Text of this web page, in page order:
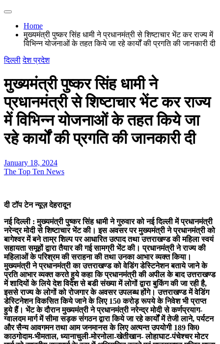
Home
मुख्यमंत्री पुष्कर सिंह धामी ने प्रधानमंत्री से शिष्टाचार भेंट कर राज्य में
विभिन्न योजनाओं के तहत किये जा रहे कार्यों की प्रगति की जानकारी दी
दिल्ली देश प्रदेश
मुख्यमंत्री पुष्कर सिंह धामी ने
प्रधानमंत्री से शिष्टाचार भेंट कर राज्य
में विभिन्न योजनाओं के तहत किये जा
रहे कार्यों की प्रगति की जानकारी दी
January 18, 2024
The Top Ten News
दी टॉप टेन न्यूज़ देहरादून
नई दिल्ली : मुख्यमंत्री पुष्कर सिंह धामी ने गुरुवार को नई दिल्ली में प्रधानमंत्री
नरेन्द्र मोदी से शिष्टाचार भेंट की। इस अवसर पर मुख्यमंत्री ने प्रधानमंत्री को
बागेश्वर में बने ताम्र शिल्प पर आधारित उत्पाद तथा उत्तराखण्ड की महिला स्वयं
सहायता समूहों द्वारा तैयार की गई सामग्री भेंट की। प्रधानमंत्री ने राज्य की
महिलाओं के परिश्रम की सराहना की तथा उनका आभार व्यक्त किया।
मुख्यमंत्री ने प्रधानमंत्री का उत्तराखण्ड को वेडिंग डेस्टिनेशन बताये जाने के
प्रति आभार व्यक्त करते हुये कहा कि प्रधानमंत्री की अपील के बाद उत्तराखण्ड
में शादियों के लिये देश विदेश से बडी संख्या में लोगों द्वारा बुकिंग की जा रही है,
इससे राज्य के लोगों को रोजगार के अवसर उपलब्ध होंगे। उत्तराखण्ड में वेडिंग
डेस्टिनेशन विकसित किये जाने के लिए 150 करोड़ रूपये के निवेश भी प्राप्त
हुये हैं। भेंट के दौरान मुख्यमंत्री ने प्रधानमंत्री नरेन्द्र मोदी से कर्णप्रयाग-
ग्वालदम मार्ग में सीमा सड़क संगठन द्वारा किये जा रहे कार्यों में तेजी लाने, पर्यटन
और सैन्य आवगमन तथा आम जनमानस के लिए अत्यन्त उपयोगी 189 कि0
काठगोदाम-भीमताल, ध्यानाचुली-मोरनोला-खेतीखान- लोहाघाट-पंचेश्चर मोटर